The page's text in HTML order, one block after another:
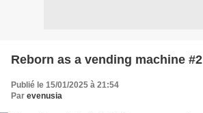
Reborn as a vending machine #2
Publié le 15/01/2025 à 21:54
Par evenusia